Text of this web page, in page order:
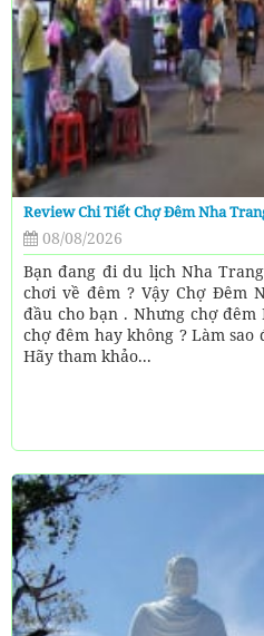
Review Chi Tiết Chợ Đêm Nha
08/08/2026
Bạn đang đi du lịch Nha
chơi về đêm ? Vậy Chợ Đêm
đầu cho bạn . Nhưng chợ đêm
chợ đêm hay không ? Làm
Hãy tham khảo...